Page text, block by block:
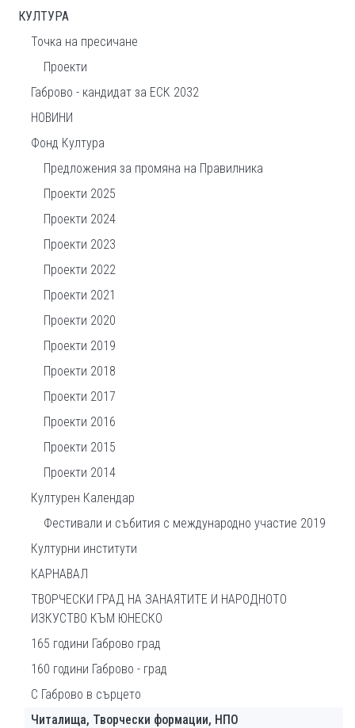
КУЛТУРА
Точка на пресичане
Проекти
Габрово - кандидат за ЕСК 2032
НОВИНИ
Фонд Култура
Предложения за промяна на Правилника
Проекти 2025
Проекти 2024
Проекти 2023
Проекти 2022
Проекти 2021
Проекти 2020
Проекти 2019
Проекти 2018
Проекти 2017
Проекти 2016
Проекти 2015
Проекти 2014
Културен Календар
Фестивали и събития с международно участие 2019
Културни институти
КАРНАВАЛ
ТВОРЧЕСКИ ГРАД НА ЗАНАЯТИТЕ И НАРОДНОТО
ИЗКУСТВО КЪМ ЮНЕСКО
165 години Габрово град
160 години Габрово - град
С Габрово в сърцето
Читалища, Творчески формации, НПО